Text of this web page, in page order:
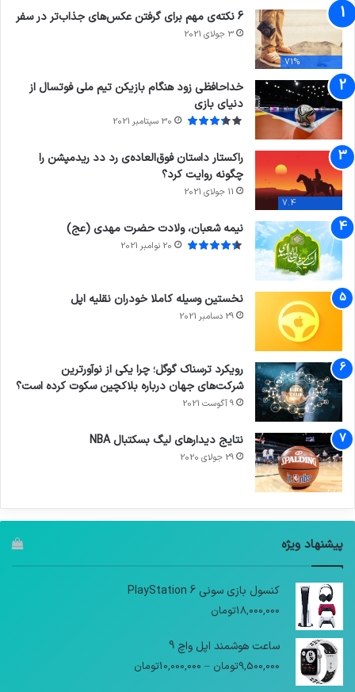
71%
6 نکته‌ی مهم برای گرفتن عکس‌های جذاب‌تر در سفر
3 جولای 2021
خداحافظی زود هنگام بازیکن تیم ملی فوتسال از
دنیای بازی
30 سپتامبر 2021
7.4
راکستار داستان فوق‌العاده‌ی رد دد ریدمپشن را
چگونه روایت کرد؟
11 جولای 2021
نیمه شعبان، ولادت حضرت مهدی (عج)
20 نوامبر 2021
نخستین وسیله کاملا خودران نقلیه اپل
29 دسامبر 2021
رویکرد ترسناک گوگل؛ چرا یکی از نوآورترین
شرکت‌های جهان درباره بلاکچین سکوت کرده است؟
9 آگوست 2021
نتایج دیدار‌های لیگ بسکتبال NBA
29 جولای 2020
پیشنهاد ویژه
کنسول بازی سونی PlayStation 6
18,000,000تومان
ساعت هوشمند اپل واچ 9
9,500,000تومان –
10,000,000تومان